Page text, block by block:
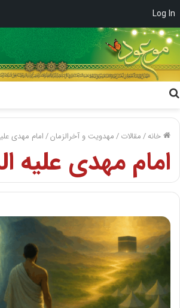
Log In
خانه/مقالات/مهدویت و آخرالزمان/امام مهدی
امام مهدی علیه